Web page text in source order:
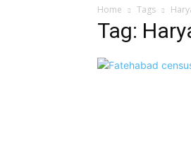
Home Tags
Tag: